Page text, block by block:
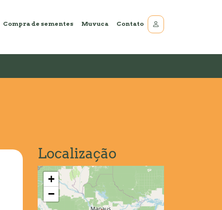
Compra de sementes Muvuca Contato
Localização
+
−